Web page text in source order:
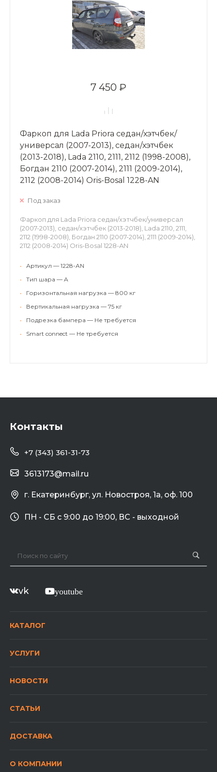
7 450 ₽
Фаркоп для Lada Priora седан/хэтчбек/
универсал (2007-2013), седан/хэтчбек
(2013-2018), Lada 2110, 2111, 2112 (1998-2008),
Богдан 2110 (2007-2014), 2111 (2009-2014),
2112 (2008-2014) Oris-Bosal 1228-AN
Под заказ
Фаркоп для Lada Priora седан/хэтчбек/универсал
(2007-2013), седан/хэтчбек (2013-2018), Lada 2110, 2111,
2112 (1998-2008), Богдан 2110 (2007-2014), 2111 (2009-2014),
2112 (2008-2014) Oris-Bosal 1228-AN
•
Артикул — 1228-AN
•
Тип шара — A
•
Горизонтальная нагрузка — 800 кг
•
Вертикальная нагрузка — 75 кг
•
Подрезка бампера — Не требуется
•
Smart connect — Не требуется
Контакты
+7 (343) 361-31-73
г. Екатеринбург, ул. Новостроя, 1а, оф. 100
3613173@mail.ru
ПН - СБ с 9:00 до 19:00, ВС - выходной
vk youtube
КАТАЛОГ
УСЛУГИ
НОВОСТИ
СТАТЬИ
ДОСТАВКА
О КОМПАНИИ